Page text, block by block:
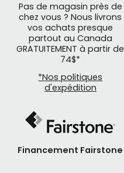
Pas de magasin près de
chez vous ? Nous livrons
vos achats presque
partout au Canada
GRATUITEMENT à partir de
74$*
*Nos politiques
d'expédition
Financement Fairstone